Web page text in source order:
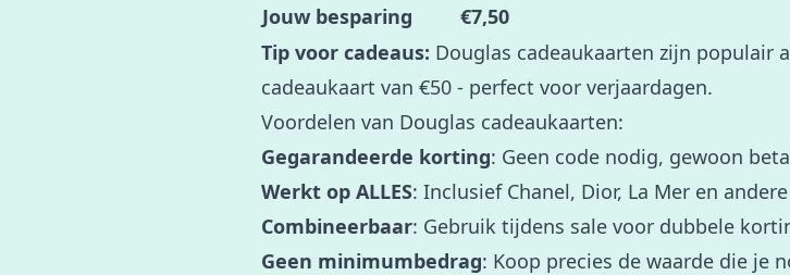
Jouw besparing
€7,50
Tip voor cadeaus: Douglas cadeaukaarten zijn populair
cadeaukaart van €50 - perfect voor verjaardagen.
Voordelen van Douglas cadeaukaarten:
Gegarandeerde korting: Geen code nodig, gewoon
Werkt op ALLES: Inclusief Chanel, Dior, La Mer en
Combineerbaar: Gebruik tijdens sale voor dubbele
Geen minimumbedrag: Koop precies de waarde die je